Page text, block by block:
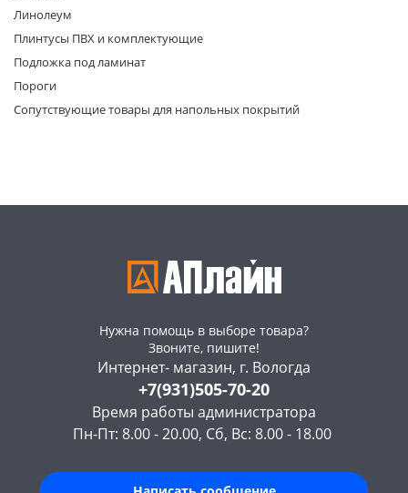
Линолеум
Плинтусы ПВХ и комплектующие
Подложка под ламинат
Пороги
Сопутствующие товары для напольных покрытий
Нужна помощь в выборе товара?
Звоните, пишите!
Интернет- магазин, г. Вологда
+7(931)505-70-20
Время работы администратора
Пн-Пт: 8.00 - 20.00, Сб, Вс: 8.00 - 18.00